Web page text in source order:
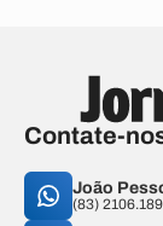
Contate-
João
(83)